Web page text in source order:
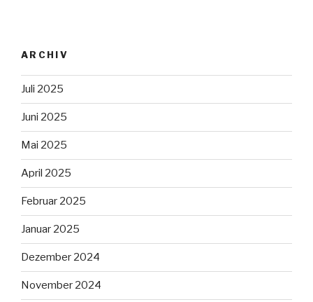
ARCHIV
Juli 2025
Juni 2025
Mai 2025
April 2025
Februar 2025
Januar 2025
Dezember 2024
November 2024